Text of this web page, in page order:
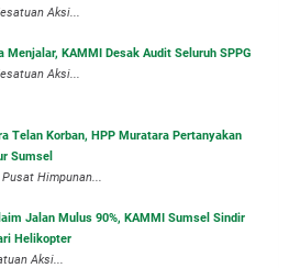
Aksi...
Menjalar, KAMMI Desak Audit Seluruh SPPG
Aksi...
Telan Korban, HPP Muratara Pertanyakan
Sumsel
Pusat Himpunan...
Jalan Mulus 90%, KAMMI Sumsel Sindir
Helikopter
Aksi...